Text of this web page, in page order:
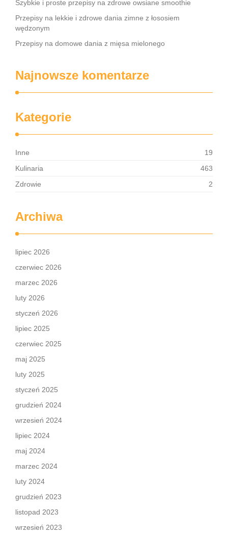
Szybkie i proste przepisy na zdrowe owsiane smoothie
Przepisy na lekkie i zdrowe dania zimne z łososiem
wędzonym
Przepisy na domowe dania z mięsa mielonego
Najnowsze komentarze
Kategorie
Inne
19
Kulinaria
463
Zdrowie
2
Archiwa
lipiec 2026
czerwiec 2026
marzec 2026
luty 2026
styczeń 2026
lipiec 2025
czerwiec 2025
maj 2025
luty 2025
styczeń 2025
grudzień 2024
wrzesień 2024
lipiec 2024
maj 2024
marzec 2024
luty 2024
grudzień 2023
listopad 2023
wrzesień 2023